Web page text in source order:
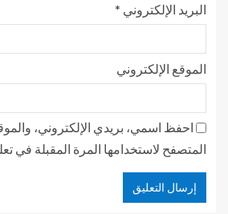
البريد الإلكتروني *
الموقع الإلكتروني
احفظ اسمي، بريدي الإلكتروني،
المتصفح لاستخدامها المرة المقبلة في